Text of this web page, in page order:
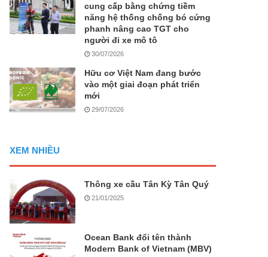
cung cấp bằng chứng tiềm
năng hệ thống chống bó cứng
phanh nâng cao TGT cho
người đi xe mô tô
30/07/2026
Hữu cơ Việt Nam đang bước
vào một giai đoạn phát triển
mới
29/07/2026
XEM NHIỀU
Thông xe cầu Tân Kỳ Tân Quý
21/01/2025
Ocean Bank đổi tên thành
Modern Bank of Vietnam (MBV)